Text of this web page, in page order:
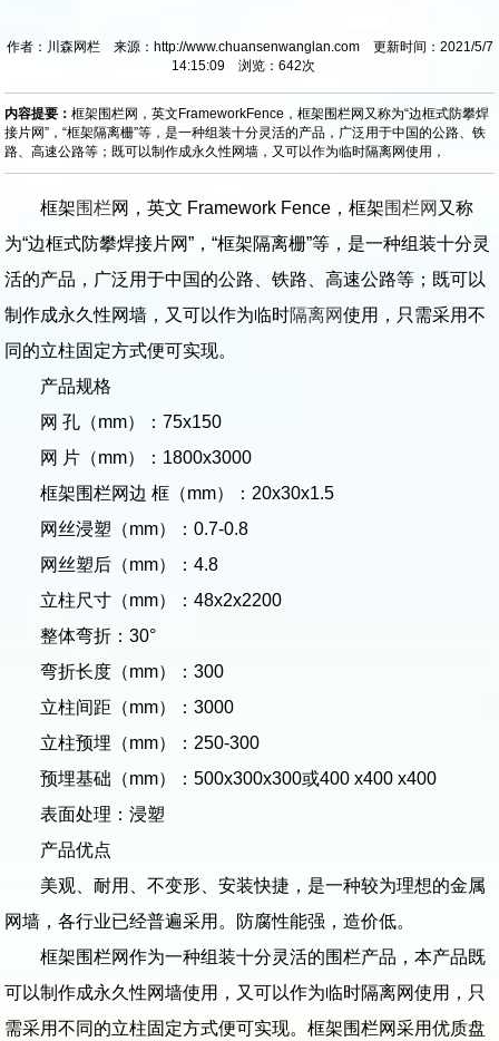
作者：川森网栏 来源：http://www.chuansenwanglan.com 更新时间：2021/5/7
14:15:09 浏览： 642次
内容提要：框架围栏网，英文FrameworkFence，框架围栏网又称为“边框式防攀焊
接片网”，“框架隔离栅”等，是一种组装十分灵活的产品，广泛用于中国的公路、铁
路、高速公路等；既可以制作成永久性网墙，又可以作为临时隔离网使用，
框架围栏网，英文 Framework Fence，框架围栏网 又称
为“边框式防攀焊接片网”，“框架隔离栅”等，是一种组装十分灵
活的产品，广泛用于中国的公路、铁路、高速公路等；既可以
制作成永久性网墙，又可以作为临时隔离网使用，只需采用不
同的立柱固定方式便可实现。
产品规格
网 孔（mm）：75x150
网 片（mm）：1800x3000
框架围栏网边 框（mm）：20x30x1.5
网丝浸塑（mm）：0.7-0.8
网丝塑后（mm）：4.8
立柱尺寸（mm）：48x2x2200
整体弯折：30°
弯折长度（mm）：300
立柱间距（mm）：3000
立柱预埋（mm）：250-300
预埋基础（mm）：500x300x300或400 x400 x400
表面处理：浸塑
产品优点
美观、耐用、不变形、安装快捷，是一种较为理想的金属
网墙，各行业已经普遍采用。防腐性能强，造价低。
框架围栏网作为一种组装十分灵活的围栏产品，本产品既
可以制作成永久性网墙使用，又可以作为临时隔离网使用，只
需采用不同的立柱固定方式便可实现。框架围栏网采用优质盘